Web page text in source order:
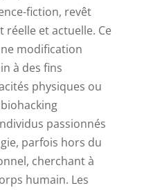
fiction, revêt
et actuelle. Ce
modification
à des fins
physiques ou
passionnés
parfois hors du
cherchant à
humain. Les